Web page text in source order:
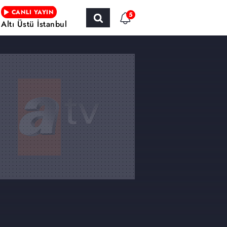
CANLI YAYIN
Altı Üstü İstanbul
5